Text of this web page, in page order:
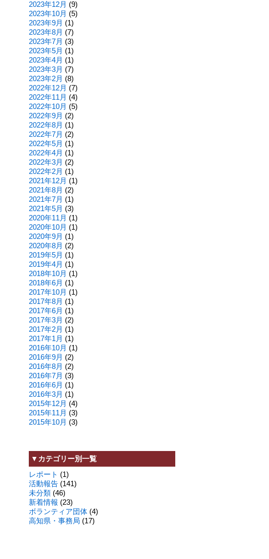
2023年12月 (9)
2023年10月 (5)
2023年9月 (1)
2023年8月 (7)
2023年7月 (3)
2023年5月 (1)
2023年4月 (1)
2023年3月 (7)
2023年2月 (8)
2022年12月 (7)
2022年11月 (4)
2022年10月 (5)
2022年9月 (2)
2022年8月 (1)
2022年7月 (2)
2022年5月 (1)
2022年4月 (1)
2022年3月 (2)
2022年2月 (1)
2021年12月 (1)
2021年8月 (2)
2021年7月 (1)
2021年5月 (3)
2020年11月 (1)
2020年10月 (1)
2020年9月 (1)
2020年8月 (2)
2019年5月 (1)
2019年4月 (1)
2018年10月 (1)
2018年6月 (1)
2017年10月 (1)
2017年8月 (1)
2017年6月 (1)
2017年3月 (2)
2017年2月 (1)
2017年1月 (1)
2016年10月 (1)
2016年9月 (2)
2016年8月 (2)
2016年7月 (3)
2016年6月 (1)
2016年3月 (1)
2015年12月 (4)
2015年11月 (3)
2015年10月 (3)
▼カテゴリー別一覧
レポート (1)
活動報告 (141)
未分類 (46)
新着情報 (23)
ボランティア団体 (4)
高知県・事務局 (17)